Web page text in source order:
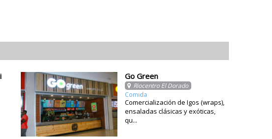
Go Green
Riocentro El Dorado
Comida
Comercialización de Igos (wraps),
ensaladas clásicas y exóticas,
qu...